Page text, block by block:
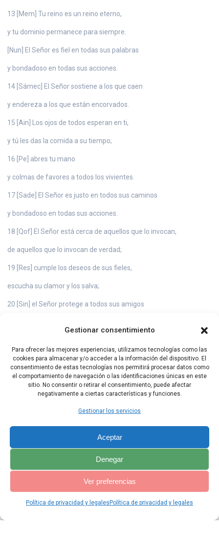
Gestionar consentimiento
Para ofrecer las mejores experiencias, utilizamos tecnologías como las
cookies para almacenar y/o acceder a la información del dispositivo. El
consentimiento de estas tecnologías nos permitirá procesar datos como
el comportamiento de navegación o las identificaciones únicas en este
sitio. No consentir o retirar el consentimiento, puede afectar
negativamente a ciertas características y funciones.
Gestionar los servicios
Aceptar
Denegar
Ver preferencias
Política de privacidad y legales Política de privacidad y legales
13 [Mem] Tu reino es un reino eterno,
y tu dominio permanece para siempre.
[Nun] El Señor es fiel en todas sus palabras
y bondadoso en todas sus acciones.
14 [Sámec] El Señor sostiene a los que caen
y endereza a los que están encorvados.
15 [Ain] Los ojos de todos esperan en ti,
y tú les das la comida a su tiempo;
16 [Pe] abres tu mano
y colmas de favores a todos los vivientes.
17 [Sade] El Señor es justo en todos sus caminos
y bondadoso en todas sus acciones.
18 [Qof] El Señor está cerca de aquellos que lo invocan,
de aquellos que lo invocan de verdad;
19 [Res] cumple los deseos de sus fieles,
escucha su clamor y los salva;
20 [Sin] el Señor protege a todos sus amigos
que todos los vivientes bendigan su santo Nombre,
desde ahora y para siempre.
Capítulo Anterior Capítulo Siguiente